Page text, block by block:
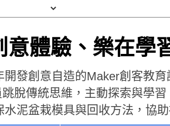
意體驗、樂在學
開發創意自造的Maker創客教
脫傳統思維，主動探索與學
泥盆栽模具與回收方法，協